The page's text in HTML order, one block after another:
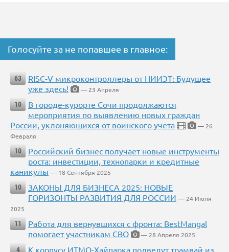
Голосуйте за не попавшее в главное:
63
RISC-V микроконтроллеры от НИИЭТ: Будущее
уже здесь!
— 23 Апреля
10
В городе-курорте Сочи продолжаются
мероприятия по выявлению новых граждан
России, уклоняющихся от воинского учета
— 26
Февраля
10
Российский бизнес получает новые инструменты
роста: инвестиции, технопарки и кредитные
каникулы — 18 Сентября 2025
10
ЗАКОНЫ ДЛЯ БИЗНЕСА 2025: НОВЫЕ
ГОРИЗОНТЫ РАЗВИТИЯ ДЛЯ РОССИИ — 24 Июля
2025
11
Работа для вернувшихся с фронта: BestMangal
помогает участникам СВО
— 28 Апреля 2025
4
К корпусу ИТМО-Хайпарка подведут трамвай из